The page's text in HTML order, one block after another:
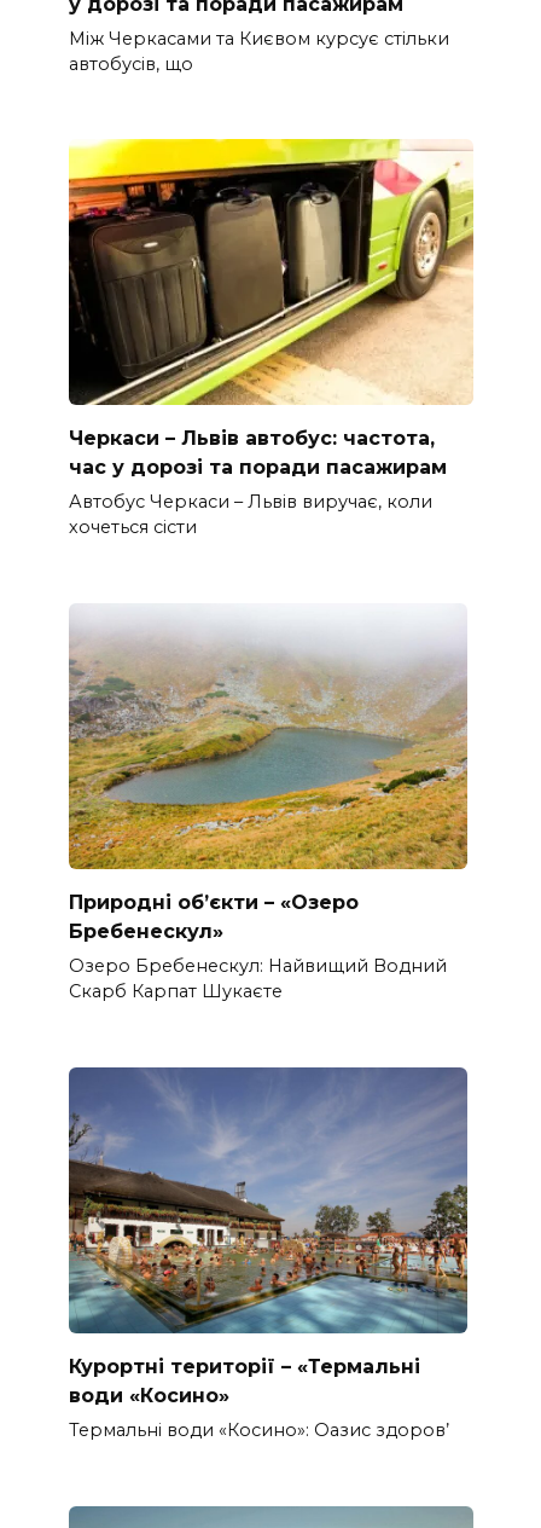
Між Черкасами та Києвом курсує стільки
автобусів, що
Черкаси – Львів автобус: частота,
час у дорозі та поради пасажирам
Автобус Черкаси – Львів виручає, коли
хочеться сісти
Природні об’єкти – «Озеро
Бребенескул»
Озеро Бребенескул: Найвищий Водний
Скарб Карпат Шукаєте
Курортні території – «Термальні
води «Косино»
Термальні води «Косино»: Оазис здоров’